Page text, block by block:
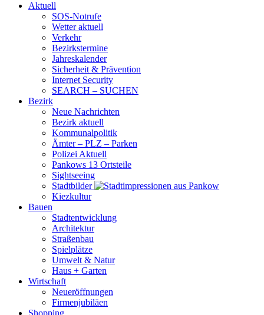
Aktuell
SOS-Notrufe
Wetter aktuell
Verkehr
Bezirkstermine
Jahreskalender
Sicherheit & Prävention
Internet Security
SEARCH – SUCHEN
Bezirk
Neue Nachrichten
Bezirk aktuell
Kommunalpolitik
Ämter – PLZ – Parken
Polizei Aktuell
Pankows 13 Ortsteile
Sightseeing
Stadtbilder
Kiezkultur
Bauen
Stadtentwicklung
Architektur
Straßenbau
Spielplätze
Umwelt & Natur
Haus + Garten
Wirtschaft
Neueröffnungen
Firmenjubiläen